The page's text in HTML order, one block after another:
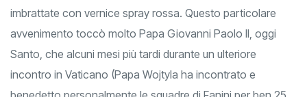
letteralmente aggrediti, le maglie e le ammiraglie furono
imbrattate con vernice spray rossa. Questo particolare
avvenimento toccò molto Papa Giovanni Paolo II, oggi
Santo, che alcuni mesi più tardi durante un ulteriore